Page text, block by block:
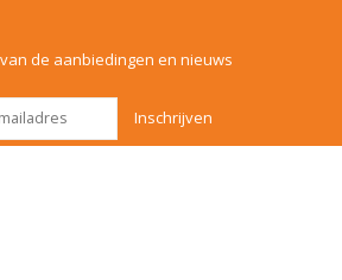
de aanbiedingen en nieuws